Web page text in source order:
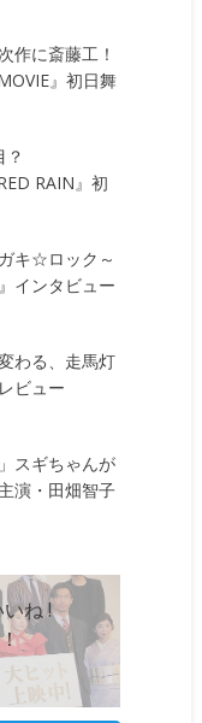
作に斎藤工！
』初日舞
？
RAIN』初
キ☆ロック～
インタビュー
わる、走馬灯
ビュー
スギちゃんが
演・田畑智子
ね !